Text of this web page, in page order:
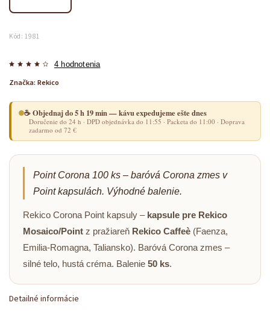
Kód: 1981
4 hodnotenia
Značka: Rekico
☕ Objednaj do 5 h 19 min — kávu expedujeme ešte dnes
Doručenie do 24 h · DPD objednávka do 11:55 · Packeta do 11:00 · Doprava
zadarmo od 72 €
Point Corona 100 ks – baróvá Corona zmes v
Point kapsulách. Výhodné balenie.
Rekico Corona Point kapsuly – kapsule pre Rekico
Mosaico/Point z pražiareň Rekico Caffeè (Faenza,
Emilia-Romagna, Taliansko). Baróvá Corona zmes –
silné telo, hustá créma. Balenie 50 ks.
Detailné informácie